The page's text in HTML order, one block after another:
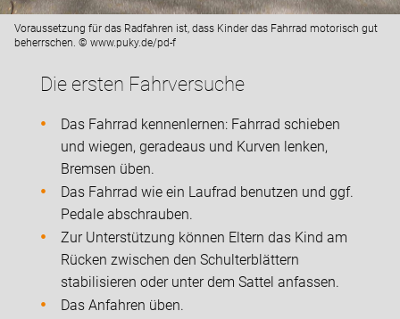
Voraussetzung für das Radfahren ist, dass Kinder das Fahrrad motorisch gut
beherrschen. © www.puky.de/pd-f
Die ersten Fahrversuche
Das Fahrrad kennenlernen: Fahrrad schieben
und wiegen, geradeaus und Kurven lenken,
Bremsen üben.
Das Fahrrad wie ein Laufrad benutzen und ggf.
Pedale abschrauben.
Zur Unterstützung können Eltern das Kind am
Rücken zwischen den Schulterblättern
stabilisieren oder unter dem Sattel anfassen.
Das Anfahren üben.